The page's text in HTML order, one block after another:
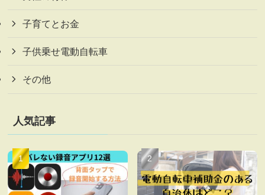
子育てとお金
子供乗せ電動自転車
その他
人気記事